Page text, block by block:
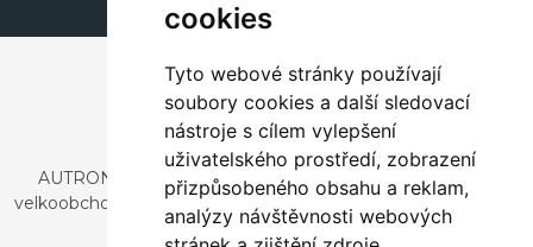
cookies
Tyto webové stránky používají
soubory cookies a další sledovací
nástroje s cílem vylepšení
uživatelského prostředí, zobrazení
přizpůsobeného obsahu a reklam,
analýzy návštěvnosti webových
AUTRONIC, s.r.o. je společnost zabývající se dovozem a
velkoobchodním prodejem designového i stylového nábytku
a dekorací.